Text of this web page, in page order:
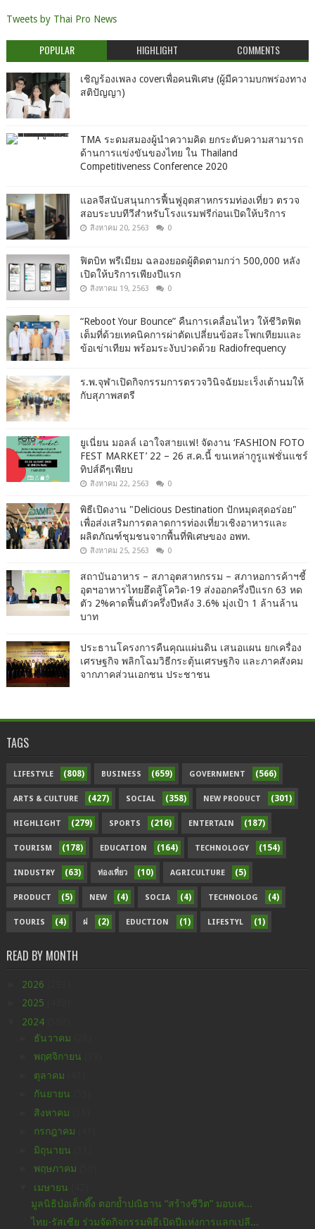
Tweets by Thai Pro News
POPULAR HIGHLIGHT COMMENTS
เชิญร้องเพลง coverเพื่อคนพิเศษ (ผู้มีความบกพร่องทาง
สติปัญญา)
TMA ระดมสมองผู้นำความคิด ยกระดับความสามารถ
ด้านการแข่งขันของไทย ใน Thailand
Competitiveness Conference 2020
แอลจีสนับสนุนการฟื้นฟูอุตสาหกรรมท่องเที่ยว ตรวจ
สอบระบบทีวีสำหรับโรงแรมฟรีก่อนเปิดให้บริการ
สิงหาคม 20, 2563 0
ฟิตบิท พรีเมียม ฉลองยอดผู้ติดตามกว่า 500,000 หลัง
เปิดให้บริการเพียงปีแรก
สิงหาคม 19, 2563 0
“Reboot Your Bounce” คืนการเคลื่อนไหว ให้ชีวิตฟิต
เต็มที่ด้วยเทคนิคการผ่าตัดเปลี่ยนข้อสะโพกเทียมและ
ข้อเข่าเทียม พร้อมระงับปวดด้วย Radiofrequency
ร.พ.จุฬาเปิดกิจกรรมการตรวจวินิจฉัยมะเร็งเต้านมให้
กับสุภาพสตรี
ยูเนี่ยน มอลล์ เอาใจสายแฟ! จัดงาน ‘FASHION FOTO
FEST MARKET’ 22 – 26 ส.ค.นี้ ขนเหล่ากูรูแฟชั่นแชร์
ทิปส์ดีๆเพียบ
สิงหาคม 22, 2563 0
พิธีเปิดงาน "Delicious Destination ปักหมุดสุดอร่อย"
เพื่อส่งเสริมการตลาดการท่องเที่ยวเชิงอาหารและ
ผลิตภัณฑ์ชุมชนจากพื้นที่พิเศษของ อพท.
สิงหาคม 25, 2563 0
สถาบันอาหาร – สภาอุตสาหกรรม – สภาหอการค้าฯชี้
อุตฯอาหารไทยฮึดสู้โควิด-19 ส่งออกครึ่งปีแรก 63 หด
ตัว 2%คาดฟื้นตัวครึ่งปีหลัง 3.6% มุ่งเป้า 1 ล้านล้าน
บาท
ประธานโครงการคืนคุณแผ่นดิน เสนอแผน ยกเครื่อง
เศรษฐกิจ พลิกโฉมวิธีกระตุ้นเศรษฐกิจ และภาคสังคม
จากภาคส่วนเอกชน ประชาชน
TAGS
LIFESTYLE (808) BUSINESS (659) GOVERNMENT (566)
ARTS & CULTURE (427) SOCIAL (358) NEW PRODUCT (301)
HIGHLIGHT (279) SPORTS (216) ENTERTAIN (187)
TOURISM (178) EDUCATION (164) TECHNOLOGY (154)
INDUSTRY (63) ท่องเที่ยว (10) AGRICULTURE (5)
PRODUCT (5) NEW (4) SOCIA (4) TECHNOLOG (4)
TOURIS (4) ฝ (2) EDUCTION (1) LIFESTYL (1)
READ BY MONTH
2026
2025
2024
ธันวาคม
พฤศจิกายน
ตุลาคม
กันยายน
สิงหาคม
กรกฎาคม
มิถุนายน
พฤษภาคม
เมษายน
มูลนิธิป่อเต็กตึ๊ง ตอกย้ำปณิธาน “สร้างชีวิต” มอบเค...
ไทย-รัสเซีย ร่วมจัดกิจกรรมพิธีเปิดปีแห่งการแลกเปลี...